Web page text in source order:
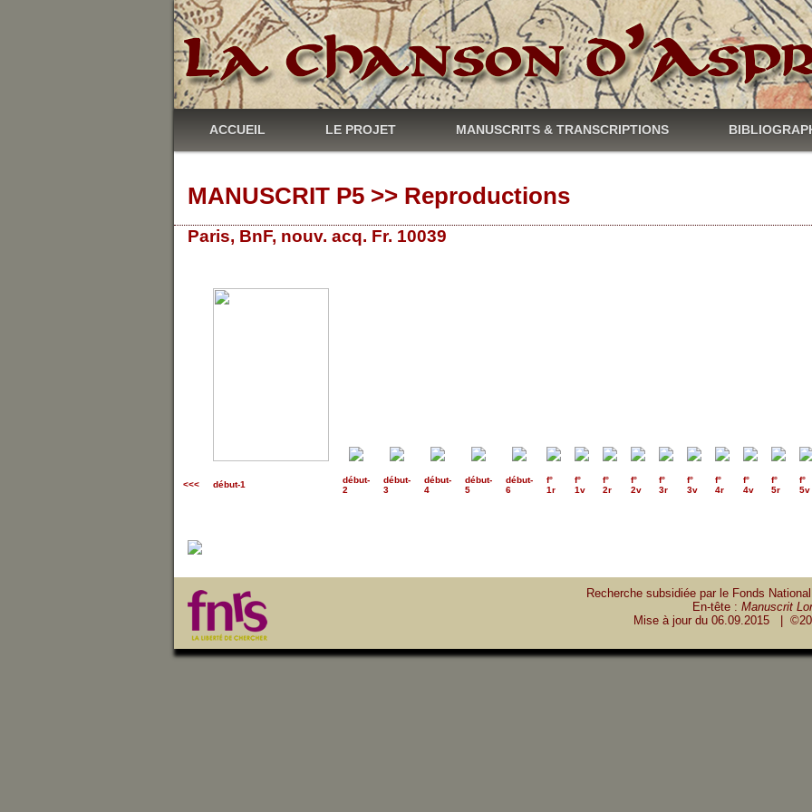
ACCUEIL LE PROJET MANUSCRITS & TRANSCRIPTIONS
MANUSCRIT P5 >> Reproductions
Paris, BnF, nouv. acq. Fr. 10039
<<< début-1 début-
2
début-
3
début-
4
début-
5
début-
6
f°
1r
f°
1v
f°
2r
f°
2v
f°
3r
f°
3v
f°
4r
f°
4v
f°
5r
f°
5v
Recherche subsidiée par le Fonds
En-tête : Manuscrit
Mise à jour du 06.09.2015 |